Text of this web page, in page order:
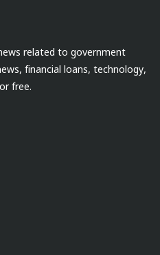
related to government
financial loans, technology,
free.